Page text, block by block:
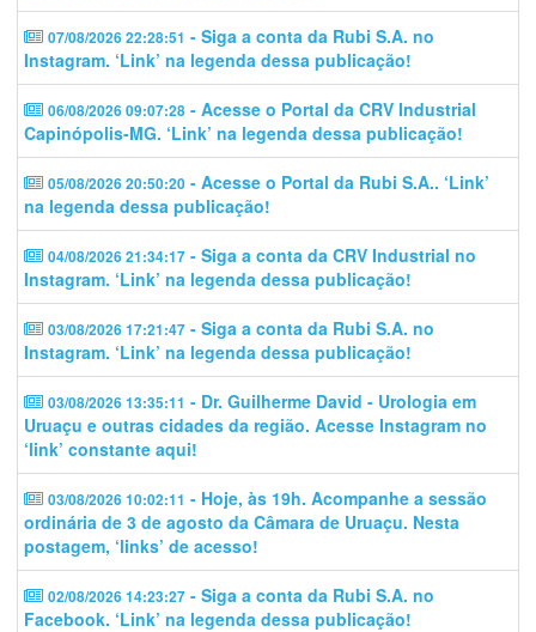
07/08/2026 22:28:51 - Siga a conta da Rubi S.A. no
Instagram. ‘Link’ na legenda dessa publicação!
06/08/2026 09:07:28 - Acesse o Portal da CRV Industrial
Capinópolis-MG. ‘Link’ na legenda dessa publicação!
05/08/2026 20:50:20 - Acesse o Portal da Rubi S.A.. ‘Link’
na legenda dessa publicação!
04/08/2026 21:34:17 - Siga a conta da CRV Industrial no
Instagram. ‘Link’ na legenda dessa publicação!
03/08/2026 17:21:47 - Siga a conta da Rubi S.A. no
Instagram. ‘Link’ na legenda dessa publicação!
03/08/2026 13:35:11 - Dr. Guilherme David - Urologia em
Uruaçu e outras cidades da região. Acesse Instagram no
‘link’ constante aqui!
03/08/2026 10:02:11 - Hoje, às 19h. Acompanhe a sessão
ordinária de 3 de agosto da Câmara de Uruaçu. Nesta
postagem, ‘links’ de acesso!
02/08/2026 14:23:27 - Siga a conta da Rubi S.A. no
Facebook. ‘Link’ na legenda dessa publicação!